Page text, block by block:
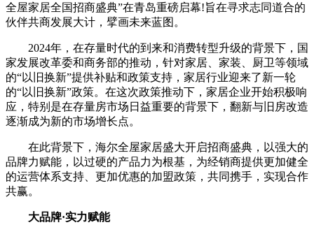
全屋家居全国招商盛典”在青岛重磅启幕!旨在寻求志同道合的
伙伴共商发展大计，擘画未来蓝图。
2024年，在存量时代的到来和消费转型升级的背景下，国
家发展改革委和商务部的推动，针对家居、家装、厨卫等领域
的“以旧换新”提供补贴和政策支持，家居行业迎来了新一轮
的“以旧换新”政策。在这次政策推动下，家居企业开始积极响
应，特别是在存量房市场日益重要的背景下，翻新与旧房改造
逐渐成为新的市场增长点。
在此背景下，海尔全屋家居盛大开启招商盛典，以强大的
品牌力赋能，以过硬的产品力为根基，为经销商提供更加健全
的运营体系支持、更加优惠的加盟政策，共同携手，实现合作
共赢。
大品牌·实力赋能